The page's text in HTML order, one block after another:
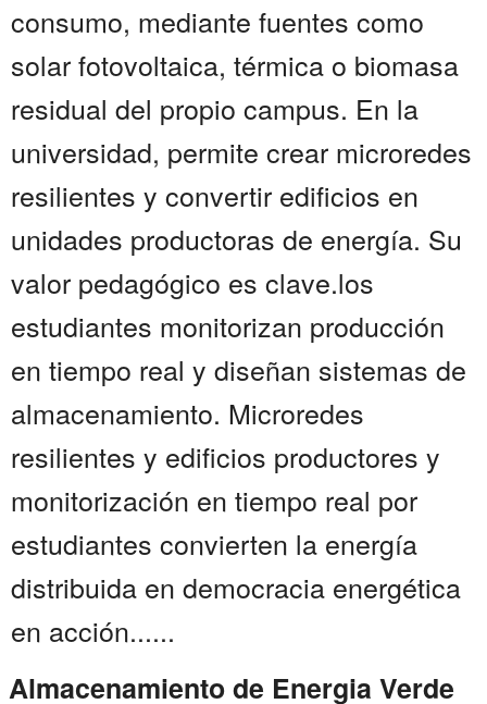
consumo, mediante fuentes como
solar fotovoltaica, térmica o biomasa
residual del propio campus. En la
universidad, permite crear microredes
resilientes y convertir edificios en
unidades productoras de energía. Su
valor pedagógico es clave.los
estudiantes monitorizan producción
en tiempo real y diseñan sistemas de
almacenamiento. Microredes
resilientes y edificios productores y
monitorización en tiempo real por
estudiantes convierten la energía
distribuida en democracia energética
en acción......
Almacenamiento de Energia Verde